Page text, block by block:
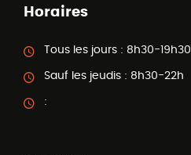
Horaires
Tous les jours : 8h30-19h30
Sauf les jeudis : 8h30-22h
: